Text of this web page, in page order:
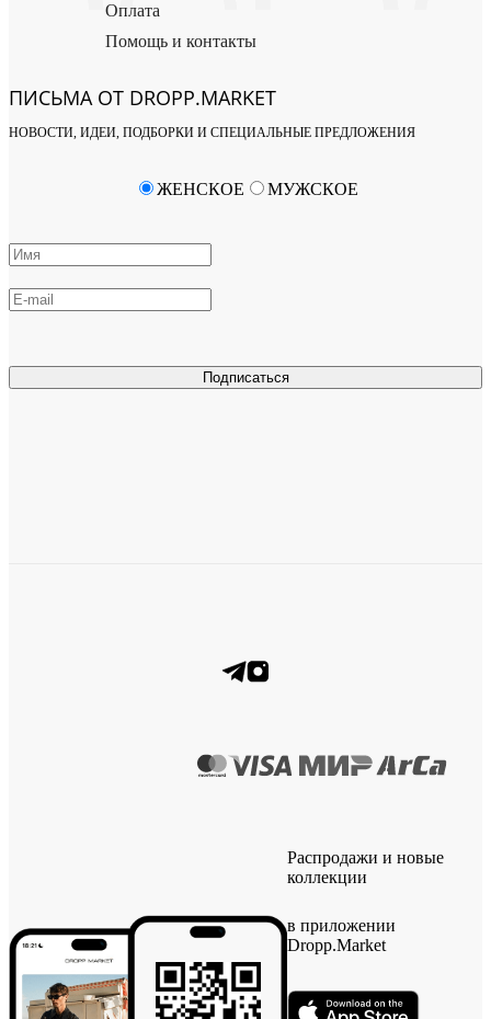
Оплата
Помощь и контакты
ПИСЬМА ОТ DROPP.MARKET
НОВОСТИ, ИДЕИ, ПОДБОРКИ И СПЕЦИАЛЬНЫЕ ПРЕДЛОЖЕНИЯ
Подписаться
ЖЕНСКОЕ МУЖСКОЕ
Распродажи и новые
коллекции
в приложении
Dropp.Market